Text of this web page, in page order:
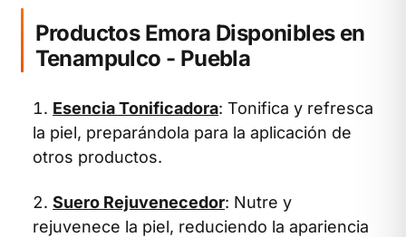
Productos Emora Disponibles en
Tenampulco - Puebla
Esencia Tonificadora: Tonifica y refresca
la piel, preparándola para la aplicación de
otros productos.
Suero Rejuvenecedor: Nutre y
rejuvenece la piel, reduciendo la apariencia